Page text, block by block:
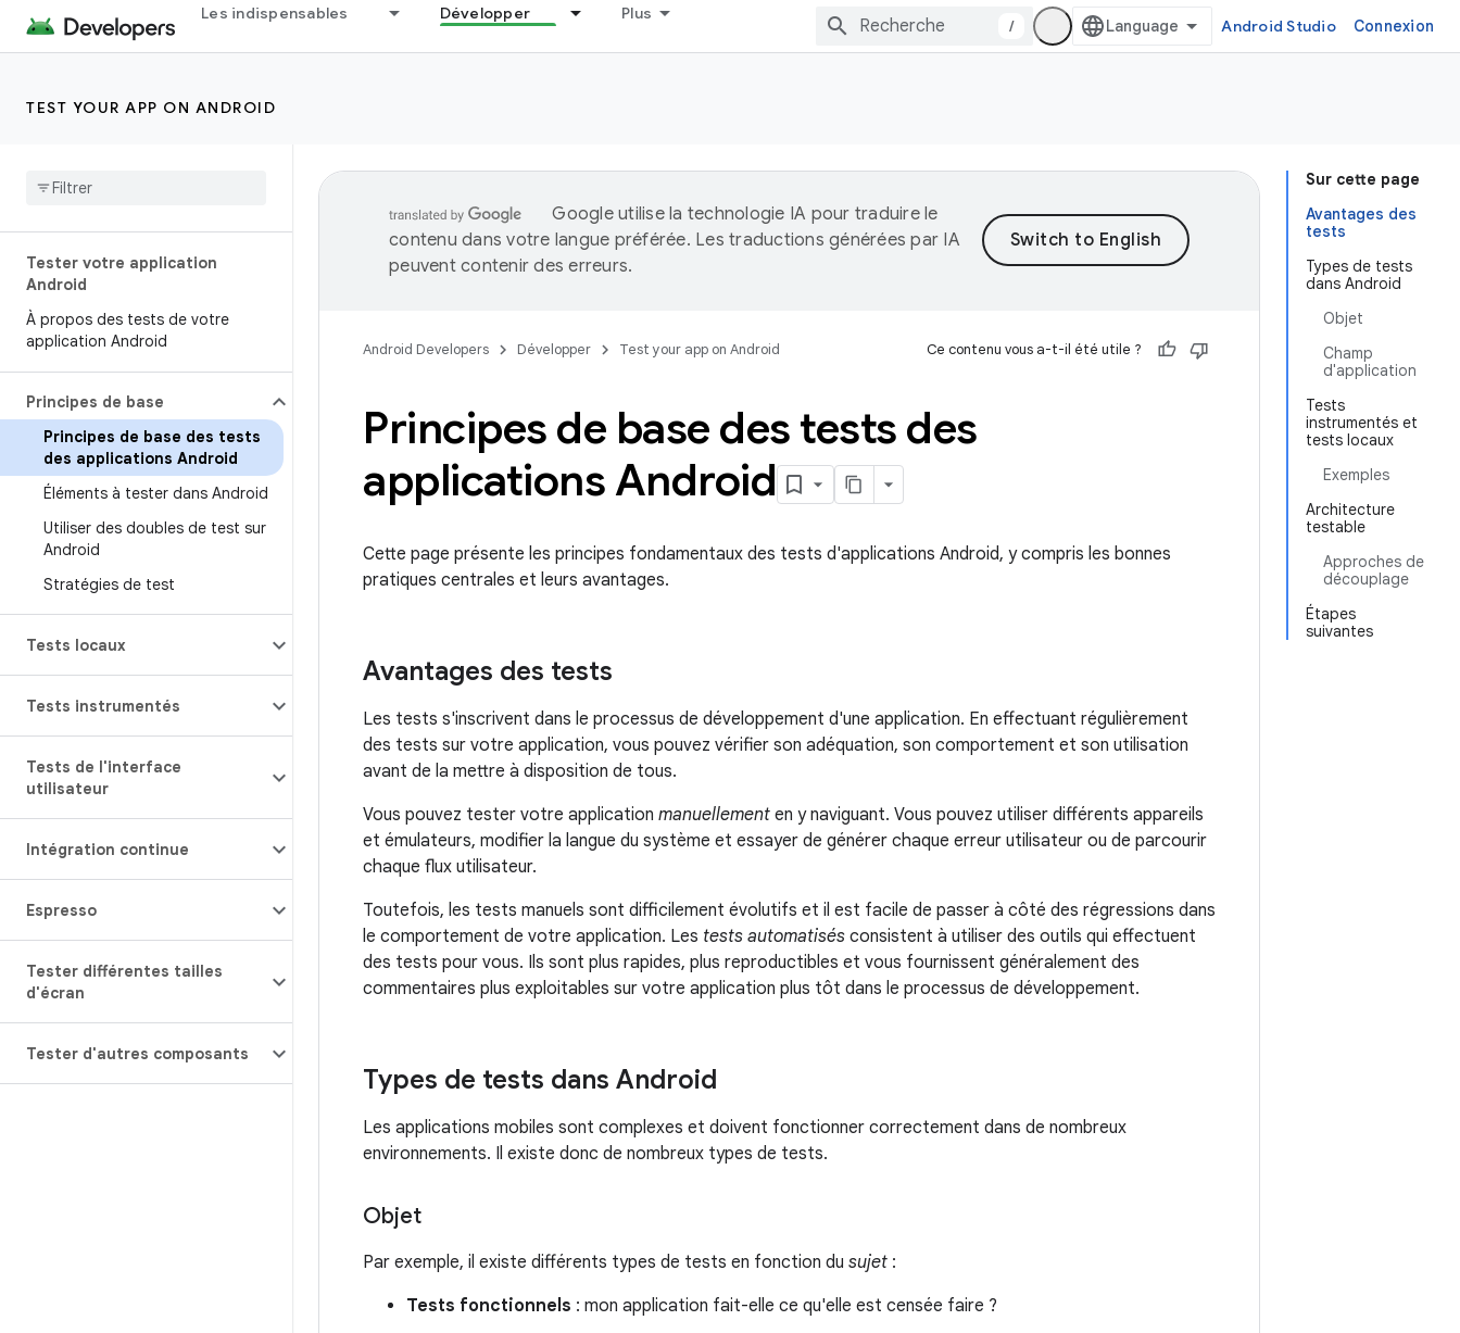
Les indispensables Développer Plus
/ Android Studio Connexion
TEST YOUR APP ON ANDROID
Tester votre application
Android
À propos des tests de votre
application Android
Principes de base
Principes de base des tests
des applications Android
Éléments à tester dans Android
Utiliser des doubles de test sur
Android
Stratégies de test
Tests locaux
Tests instrumentés
Tests de l'interface
utilisateur
Intégration continue
Espresso
Tester différentes tailles
d'écran
Tester d'autres composants
Sur cette page
Avantages des
tests
Types de tests
dans Android
Objet
Champ
d'application
Tests
instrumentés et
tests locaux
Exemples
Architecture
testable
Approches de
découplage
Étapes
suivantes
Google utilise la technologie IA pour traduire le
contenu dans votre langue préférée. Les traductions générées par IA
peuvent contenir des erreurs.
Android Developers Développer Test your app on Android Ce contenu vous a-t-il été utile ?
Principes de base des tests des
applications Android
Cette page présente les principes fondamentaux des tests d'applications Android, y compris les bonnes
pratiques centrales et leurs avantages.
Avantages des tests
Les tests s'inscrivent dans le processus de développement d'une application. En effectuant régulièrement
des tests sur votre application, vous pouvez vérifier son adéquation, son comportement et son utilisation
avant de la mettre à disposition de tous.
Vous pouvez tester votre application manuellement en y naviguant. Vous pouvez utiliser différents appareils
et émulateurs, modifier la langue du système et essayer de générer chaque erreur utilisateur ou de parcourir
chaque flux utilisateur.
Toutefois, les tests manuels sont difficilement évolutifs et il est facile de passer à côté des régressions dans
le comportement de votre application. Les tests automatisés consistent à utiliser des outils qui effectuent
des tests pour vous. Ils sont plus rapides, plus reproductibles et vous fournissent généralement des
commentaires plus exploitables sur votre application plus tôt dans le processus de développement.
Types de tests dans Android
Les applications mobiles sont complexes et doivent fonctionner correctement dans de nombreux
environnements. Il existe donc de nombreux types de tests.
Objet
Par exemple, il existe différents types de tests en fonction du sujet :
Tests fonctionnels : mon application fait-elle ce qu'elle est censée faire ?